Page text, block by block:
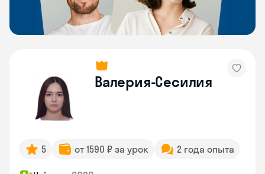
Валерия-Сесилия
5 от 1590 ₽ за урок 2 года опыта